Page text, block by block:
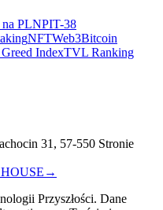
PLNPIT-38
NFTWeb3Bitcoin
IndexTVL Ranking
31, 57-550 Stronie
→
Przyszłości. Dane